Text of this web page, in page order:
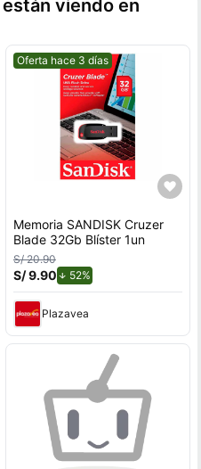
viendo en
Mejor precio.
Oferta hace 3 días
Memoria SANDISK Cruzer
Blade 32Gb Blíster 1un
S/ 20.90
S/ 9.90 52%de descuento.
Plazavea